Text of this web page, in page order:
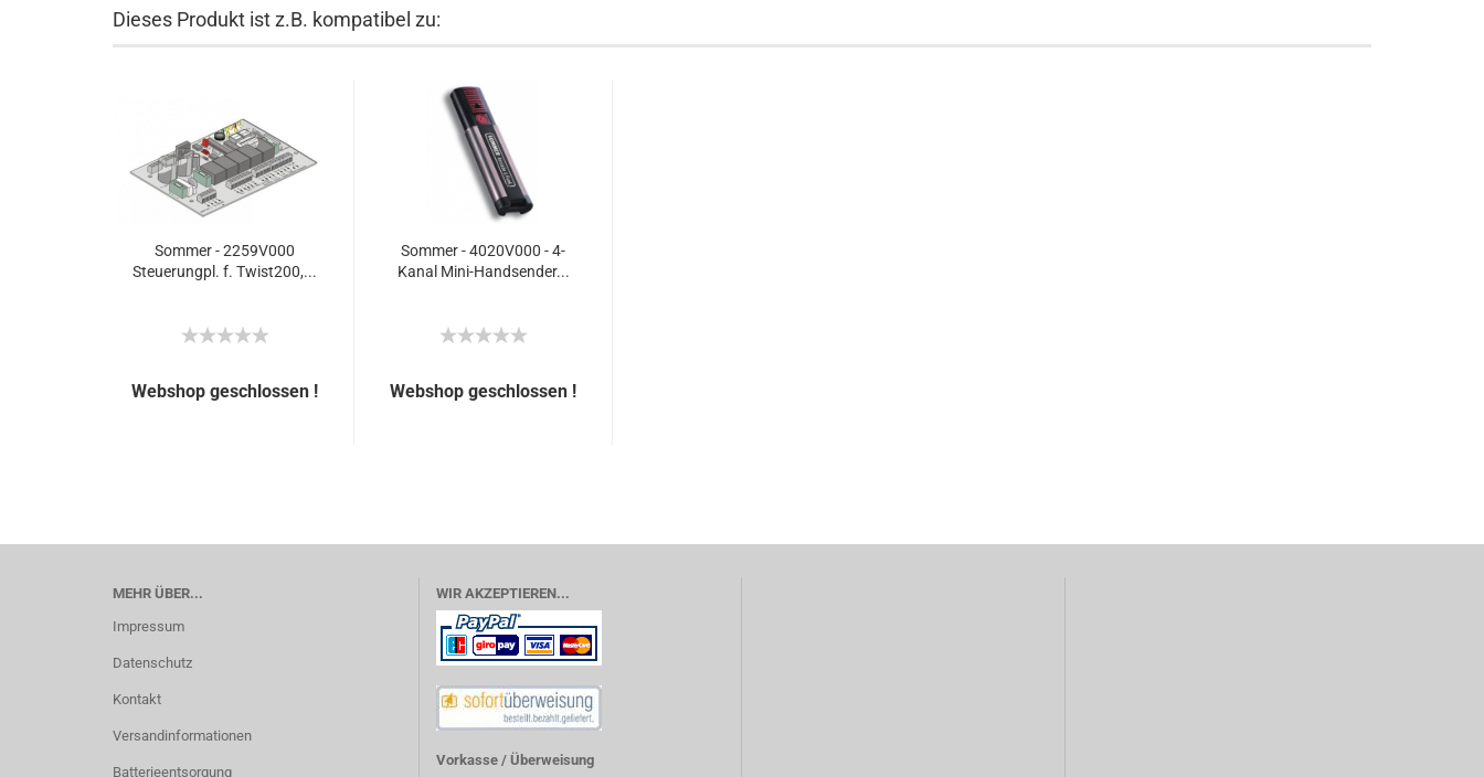
Dieses Produkt ist z.B. kompatibel zu:
Sommer - 2259V000
Steuerungpl. f. Twist200,...
Webshop geschlossen !
Sommer - 4020V000 - 4-
Kanal Mini-Handsender...
Webshop geschlossen !
MEHR ÜBER...
Impressum
Datenschutz
Kontakt
Versandinformationen
Batterieentsorgung
WIR AKZEPTIEREN...
Vorkasse / Überweisung